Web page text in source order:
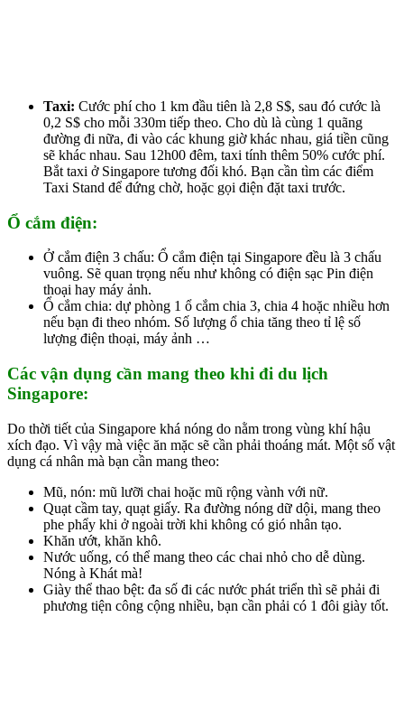
Taxi: Cước phí cho 1 km đầu tiên là 2,8 S$, sau đó cước là
0,2 S$ cho mỗi 330m tiếp theo. Cho dù là cùng 1 quãng
đường đi nữa, đi vào các khung giờ khác nhau, giá tiền cũng
sẽ khác nhau. Sau 12h00 đêm, taxi tính thêm 50% cước phí.
Bắt taxi ở Singapore tương đối khó. Bạn cần tìm các điểm
Taxi Stand để đứng chờ, hoặc gọi điện đặt taxi trước.
Ổ cắm điện:
Ở cắm điện 3 chấu: Ổ cắm điện tại Singapore đều là 3 chấu
vuông. Sẽ quan trọng nếu như không có điện sạc Pin điện
thoại hay máy ảnh.
Ổ cắm chia: dự phòng 1 ổ cắm chia 3, chia 4 hoặc nhiều hơn
nếu bạn đi theo nhóm. Số lượng ổ chia tăng theo tỉ lệ số
lượng điện thoại, máy ảnh …
Các vận dụng cần mang theo khi đi du lịch
Singapore:
Do thời tiết của Singapore khá nóng do nằm trong vùng khí hậu
xích đạo. Vì vậy mà việc ăn mặc sẽ cần phải thoáng mát. Một số vật
dụng cá nhân mà bạn cần mang theo:
Mũ, nón: mũ lưỡi chai hoặc mũ rộng vành với nữ.
Quạt cầm tay, quạt giấy. Ra đường nóng dữ dội, mang theo
phe phẩy khi ở ngoài trời khi không có gió nhân tạo.
Khăn ướt, khăn khô.
Nước uống, có thể mang theo các chai nhỏ cho dễ dùng.
Nóng à Khát mà!
Giày thể thao bệt: đa số đi các nước phát triển thì sẽ phải đi
phương tiện công cộng nhiều, bạn cần phải có 1 đôi giày tốt.